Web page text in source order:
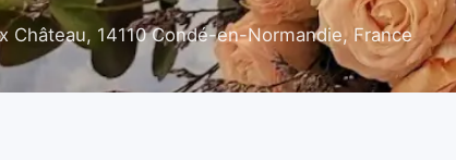
Château, 14110 Condé-en-Normandie, France